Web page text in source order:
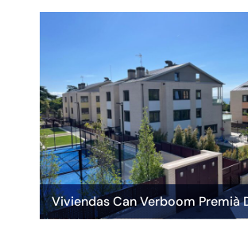
Viviendas Can Verboom Premià